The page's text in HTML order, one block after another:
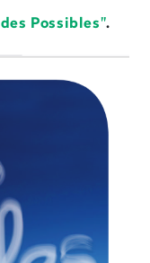
Possibles".